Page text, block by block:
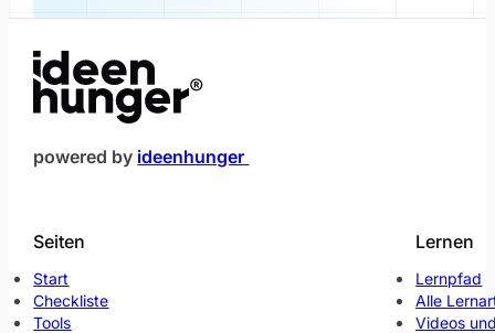
powered by ideenhunger
Seiten
Start
Checkliste
Tools
Lernen
Lernpfad
Alle
Videos